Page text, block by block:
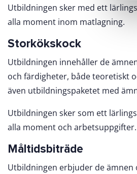
v
a
Utbildningen sker med ett
alla moment inom matlagning.
Storkökskock
Utbildningen innehåller de
och färdigheter, både teoretiskt
även utbildningspaketet med
Utbildningen sker som ett
alla moment och arbetsuppgifter.
Måltidsbiträde
Utbildningen erbjuder de